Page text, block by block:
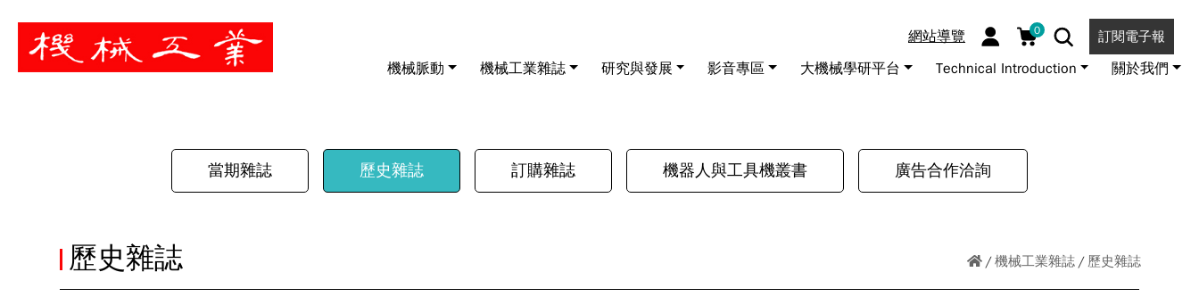
網站導覽 0 訂閱電子報
機械脈動 機械工業雜誌 研究與發展 影音專區 大機械學研平台 Technical Introduction 關於我們
暫停
當期雜誌 歷史雜誌 訂購雜誌 機器人與工具機叢書 廣告合作洽詢
機械工業雜誌 歷史雜誌
歷史雜誌